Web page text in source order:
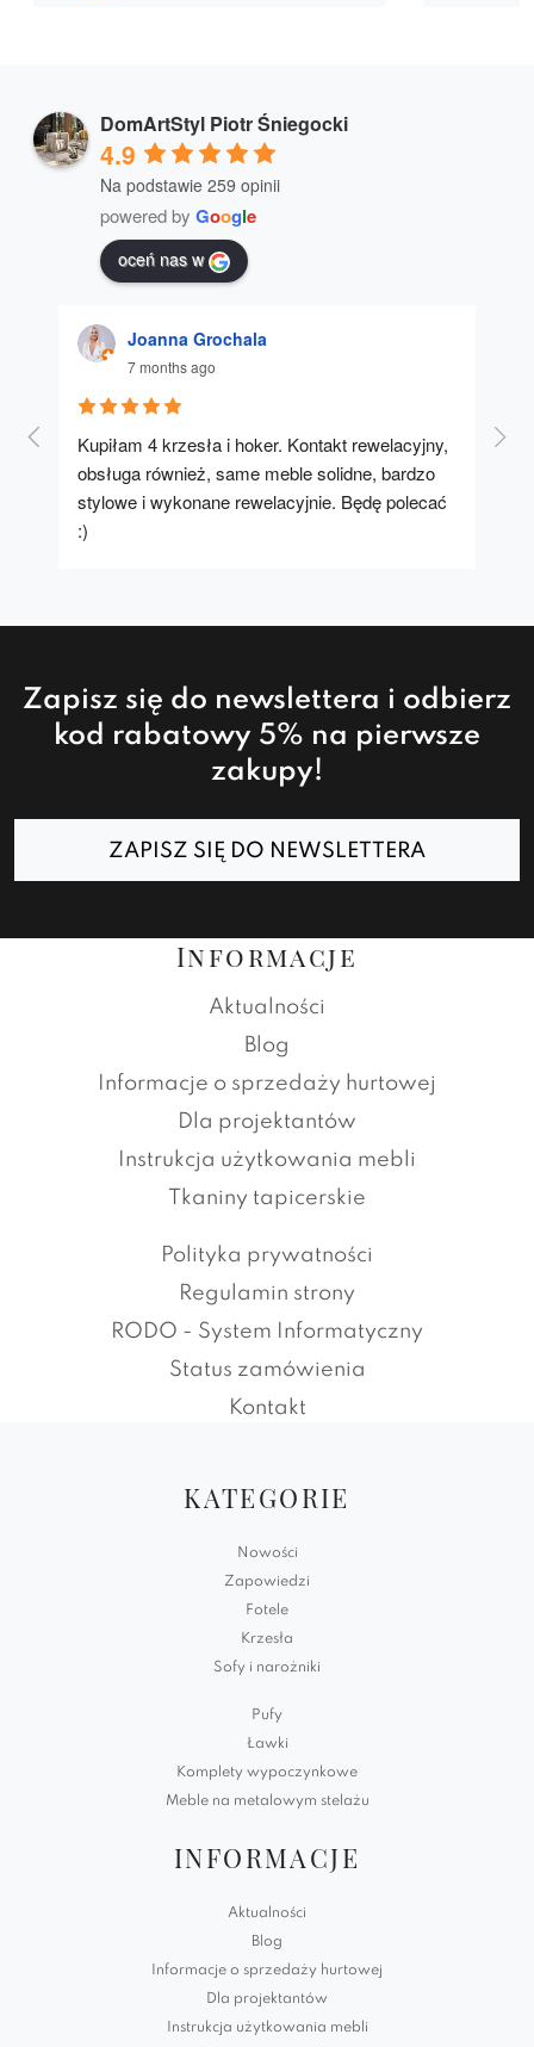
DomArtStyl Piotr Śniegocki
4.9
Na podstawie 259 opinii
powered by Google
oceń nas w
Joanna Grochala
7 months ago
Kupiłam 4 krzesła i hoker. Kontakt rewelacyjny,
obsługa również, same meble solidne, bardzo
stylowe i wykonane rewelacyjnie. Będę polecać
:)
A
Zapisz się do newslettera i odbierz
kod rabatowy 5% na pierwsze
zakupy!
ZAPISZ SIĘ DO NEWSLETTERA
Informacje
Aktualności
Blog
Informacje o sprzedaży hurtowej
Dla projektantów
Instrukcja użytkowania mebli
Tkaniny tapicerskie
Polityka prywatności
Regulamin strony
RODO - System Informatyczny
Status zamówienia
Kontakt
KATEGORIE
Nowości
Zapowiedzi
Fotele
Krzesła
Sofy i narożniki
Pufy
Ławki
Komplety wypoczynkowe
Meble na metalowym stelażu
INFORMACJE
Aktualności
Blog
Informacje o sprzedaży hurtowej
Dla projektantów
Instrukcja użytkowania mebli